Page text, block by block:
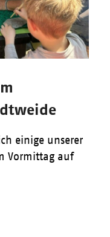
einige unserer
Vormittag auf